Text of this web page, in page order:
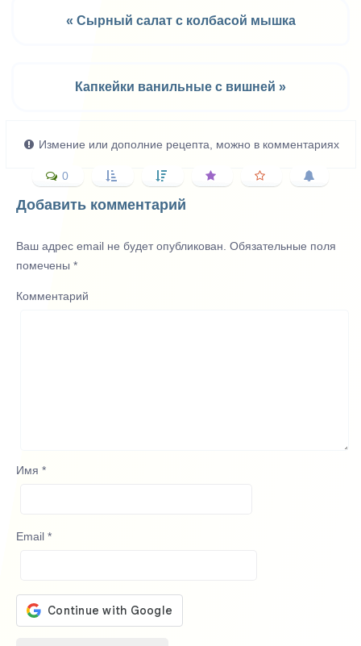
« Сырный салат с колбасой мышка
Капкейки ванильные с вишней »
Измение или дополние рецепта, можно в комментариях
0
Добавить комментарий
Ваш адрес email не будет опубликован. Обязательные поля
помечены *
Комментарий
Имя *
Email *